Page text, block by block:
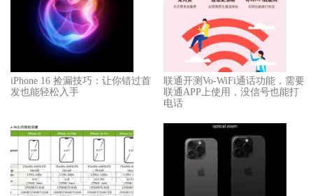
iPhone 16 捡漏技巧：让你错过首
发也能轻松入手
联通开测Vo-WiFi通话功能，需要
联通APP上使用，没信号也能打
电话